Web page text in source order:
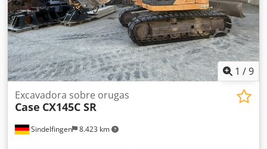
1 /9
Sindelfingen 8.423 km
Excavadora sobre orugas
Case CX145C SR